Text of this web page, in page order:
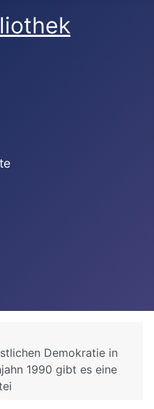
Demokratie in
1990 gibt es eine